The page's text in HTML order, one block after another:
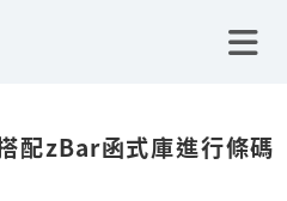
配zBar函式庫進行條碼